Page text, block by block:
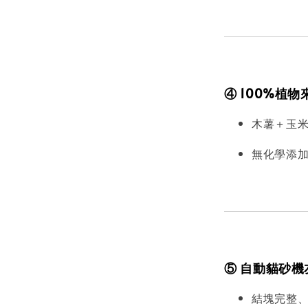
④ 100%植物
木薯＋玉
無化學添
⑤ 自動貓砂機
結塊完整